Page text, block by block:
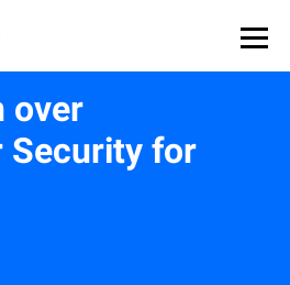
over
Security for